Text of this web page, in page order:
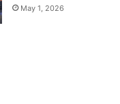
May 1, 2026